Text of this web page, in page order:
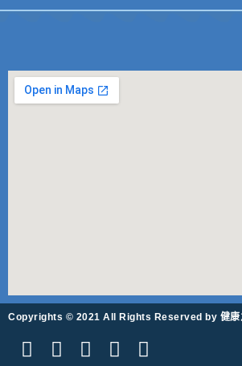
Copyrights © 2021 All Rights Reserved by 健康